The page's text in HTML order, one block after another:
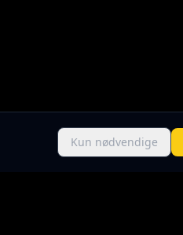
Kun nødvendige